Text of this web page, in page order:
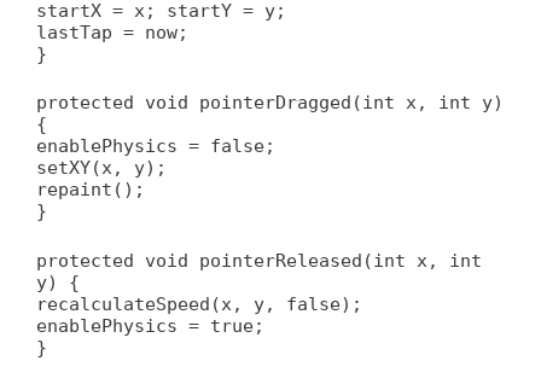
startX = x; startY = y;
lastTap = now;
}
protected void pointerDragged(int x, int y)
{
enablePhysics = false;
setXY(x, y);
repaint();
}
protected void pointerReleased(int x, int
y) {
recalculateSpeed(x, y, false);
enablePhysics = true;
}